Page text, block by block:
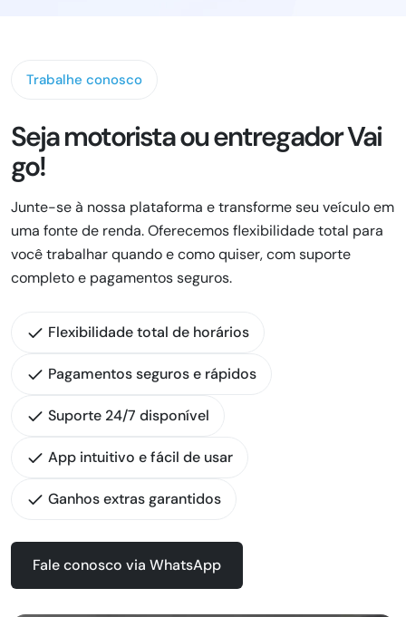
Trabalhe conosco
Seja motorista ou entregador Vai
go!
Junte-se à nossa plataforma e transforme seu veículo em
uma fonte de renda. Oferecemos flexibilidade total para
você trabalhar quando e como quiser, com suporte
completo e pagamentos seguros.
Flexibilidade total de horários
Pagamentos seguros e rápidos
Suporte 24/7 disponível
App intuitivo e fácil de usar
Ganhos extras garantidos
Fale conosco via WhatsApp